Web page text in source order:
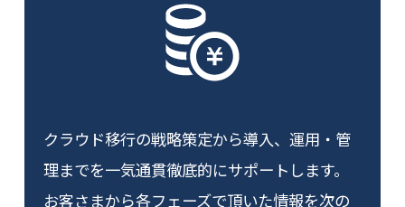
クラウド移行の戦略策定から導入、運用・管
理までを一気通貫徹底的にサポートします。
お客さまから各フェーズで頂いた情報を次の